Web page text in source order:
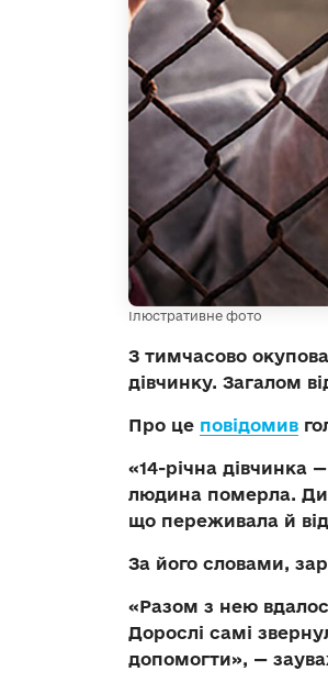
Ілюстративне фото
З тимчасово
дівчинку. Загалом
Про це повідомив
«14-річна дівчинка
людина померла.
що переживала й
За його словами,
«Разом з нею
Дорослі самі
допомогти», —